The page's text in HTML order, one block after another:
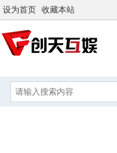
设为首页 收藏本站